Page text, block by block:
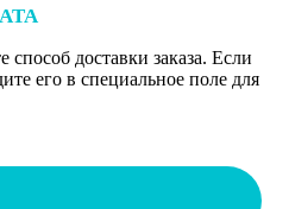
способ доставки заказа. Если
его в специальное поле для